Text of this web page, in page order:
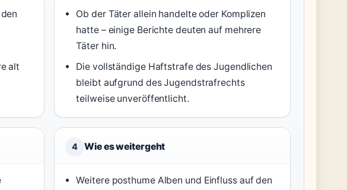
alt
Ob der Täter allein handelte oder Komplizen
hatte – einige Berichte deuten auf mehrere
Täter hin.
Die vollständige Haftstrafe des Jugendlichen
bleibt aufgrund des Jugendstrafrechts
teilweise unveröffentlicht.
4 Wie es weitergeht
Weitere posthume Alben und Einfluss auf den